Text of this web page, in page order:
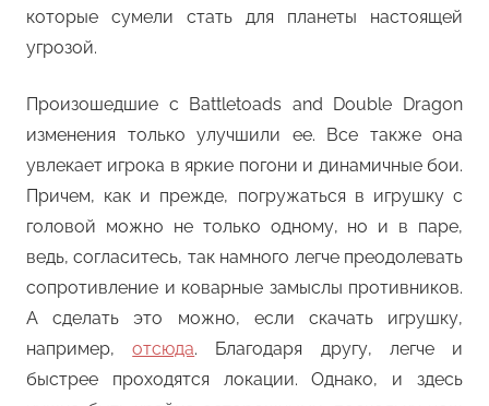
которые сумели стать для планеты настоящей
угрозой.
Произошедшие с Battletoads and Double Dragon
изменения только улучшили ее. Все также она
увлекает игрока в яркие погони и динамичные бои.
Причем, как и прежде, погружаться в игрушку с
головой можно не только одному, но и в паре,
ведь, согласитесь, так намного легче преодолевать
сопротивление и коварные замыслы противников.
А сделать это можно, если скачать игрушку,
например,отсюда. Благодаря другу, легче и
быстрее проходятся локации. Однако, и здесь